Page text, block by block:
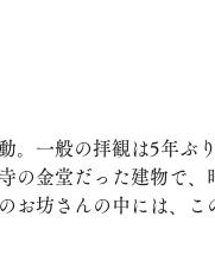
。一般の拝観は5年ぶ
の金堂だった建物で
お坊さんの中には、